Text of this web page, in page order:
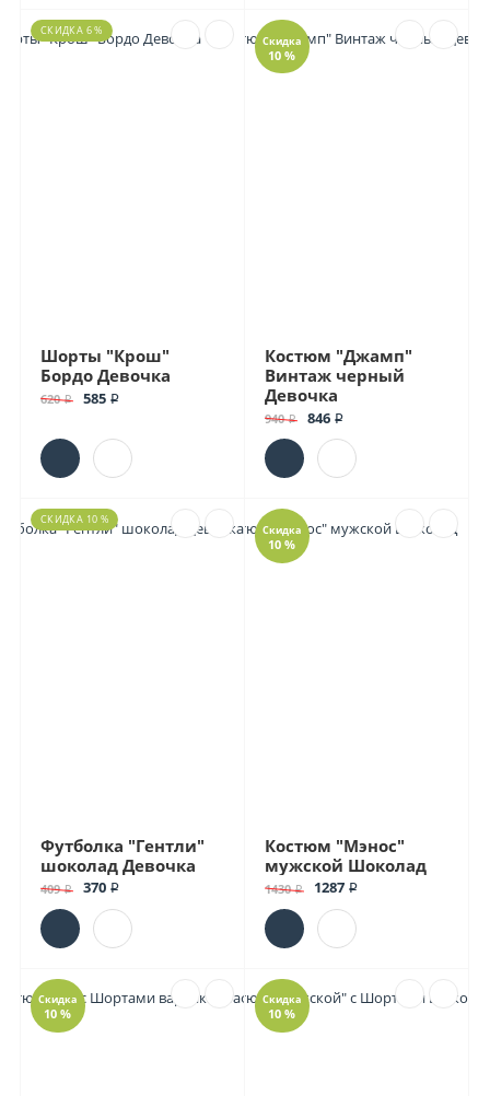
СКИДКА 6 %
Шорты "Крош"
Бордо Девочка
620 ₽ 585 ₽
Скидка
10 %
Костюм "Джамп"
Винтаж черный
Девочка
940 ₽ 846 ₽
СКИДКА 10 %
Футболка "Гентли"
шоколад Девочка
409 ₽ 370 ₽
Скидка
10 %
Костюм "Мэнос"
мужской Шоколад
1430 ₽ 1287 ₽
Скидка
10 %
Скидка
10 %